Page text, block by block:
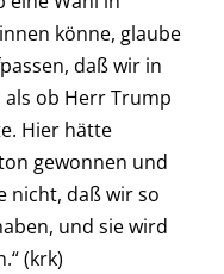
könne, glaube
daß wir in
ob Herr Trump
Hier hätte
gewonnen und
nicht, daß wir so
und sie wird
(krk)